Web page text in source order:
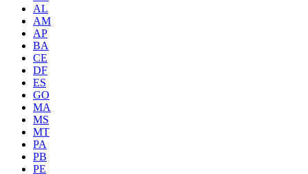
AL
AM
AP
BA
CE
DF
ES
GO
MA
MS
MT
PA
PB
PE